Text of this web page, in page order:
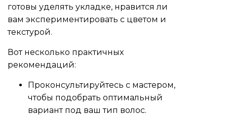
готовы уделять укладке, нравится ли
вам экспериментировать с цветом и
текстурой.
Вот несколько практичных
рекомендаций:
Проконсультируйтесь с мастером,
чтобы подобрать оптимальный
вариант под ваш тип волос.